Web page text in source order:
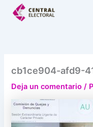
cb1ce904-afd9-
Deja un comentario /